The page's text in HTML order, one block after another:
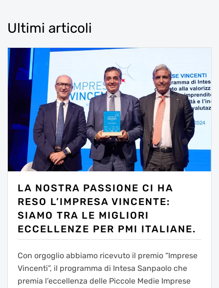
Ultimi articoli
LA NOSTRA PASSIONE CI HA
RESO L’IMPRESA VINCENTE:
SIAMO TRA LE MIGLIORI
ECCELLENZE PER PMI ITALIANE.
Con orgoglio abbiamo ricevuto il premio “Imprese
Vincenti”, il programma di Intesa Sanpaolo che
premia l’eccellenza delle Piccole Medie Imprese